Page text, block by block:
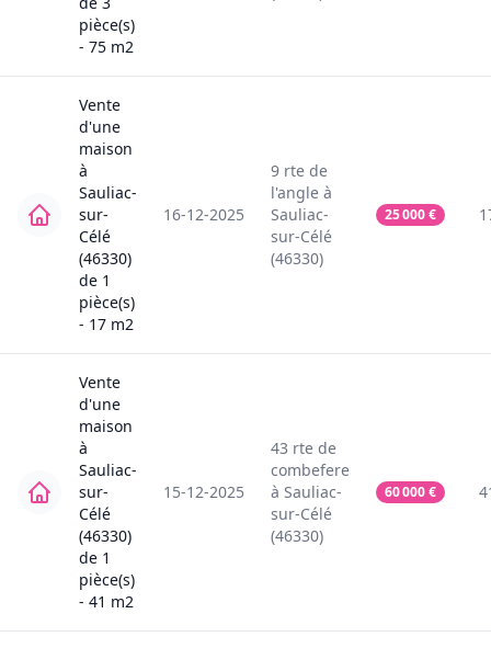
pièce(s)
- 75 m2
Vente
d'une
maison
à
Sauliac-
sur-
Célé
(46330)
de 1
pièce(s)
- 17 m2
16-12-2025
9 rte de
l'angle à
Sauliac-
sur-Célé
(46330)
25 000€
Vente
d'une
maison
à
Sauliac-
sur-
Célé
(46330)
de 1
pièce(s)
- 41 m2
15-12-2025
43 rte de
combefere
à Sauliac-
sur-Célé
(46330)
60 000€